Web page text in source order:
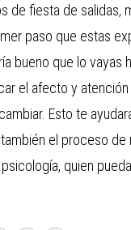
de fiesta de salidas,
paso que estas
bueno que lo vayas
el afecto y
Esto te
el proceso de
quien